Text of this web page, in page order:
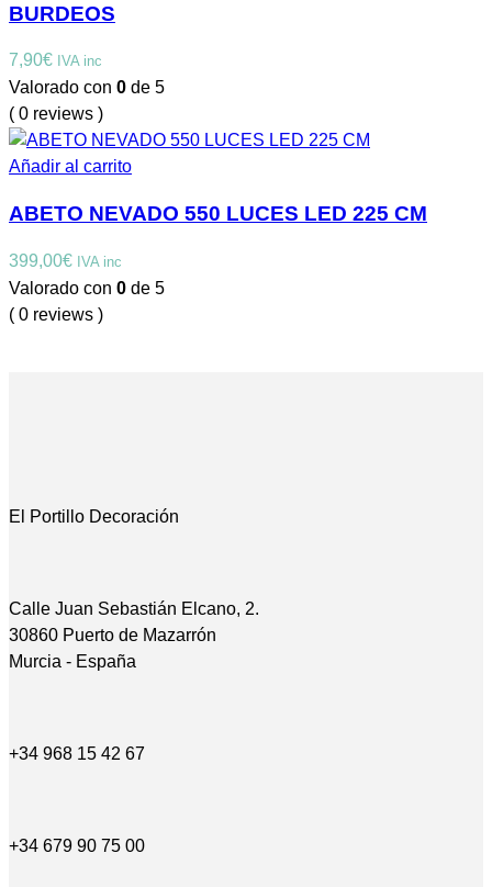
BURDEOS
7,90€ IVA inc
Valorado con 0 de 5
( 0 reviews )
Añadir al carrito
ABETO NEVADO 550 LUCES LED 225 CM
399,00€ IVA inc
Valorado con 0 de 5
( 0 reviews )
El Portillo Decoración
Calle Juan Sebastián Elcano, 2.
30860 Puerto de Mazarrón
Murcia - España
+34 968 15 42 67
+34 679 90 75 00